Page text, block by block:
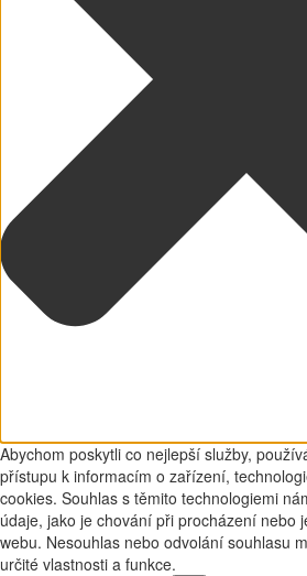
Abychom poskytli co nejlepší služby,
přístupu k informacím o zařízení,
cookies. Souhlas s těmito technologiemi
údaje, jako je chování při procházení nebo
webu. Nesouhlas nebo odvolání souhlasu
určité vlastnosti a funkce.